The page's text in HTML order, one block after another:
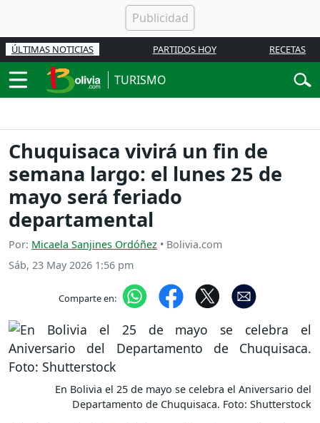
ÚLTIMAS NOTICIAS PARTIDOS HOY RECETAS
TURISMO
Chuquisaca vivirá un fin de
semana largo: el lunes 25 de
mayo será feriado
departamental
Por: Micaela Sanjines Ordóñez • Bolivia.com
Sáb, 23 May 2026 1:56 pm
Comparte en:
En Bolivia el 25 de mayo se celebra el Aniversario del
Departamento de Chuquisaca. Foto: Shutterstock